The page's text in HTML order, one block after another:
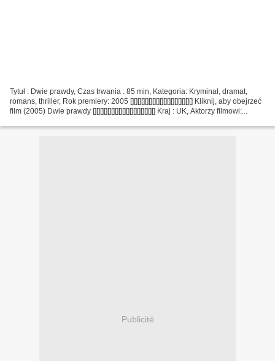
Tytuł : Dwie prawdy, Czas trwania : 85 min, Kategoria: Kryminał, dramat,
romans, thriller, Rok premiery: 2005 [][][][][][][][][][][][][][][][][] Kliknij, aby obejrzeć
film (2005) Dwie prawdy [][][][][][][][][][][][][][][][][] Kraj : UK, Aktorzy filmowi:...
Publicité